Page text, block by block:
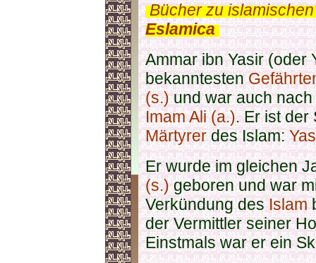
.Bücher zu
Eslamica.
Ammar ibn Yasir (oder
bekanntesten
(s.)und war auch nach
Imam Ali (a.). Er ist der
Märtyrerdes Islam:
Er wurde im gleichen
(s.)geboren und war
Verkündung desIslam
der Vermittler seiner
Einstmals war er ein